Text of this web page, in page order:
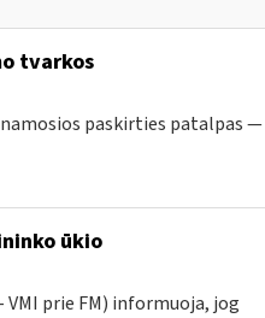
tvarkos
paskirties patalpas —
ūkio
prie FM) informuoja, jog